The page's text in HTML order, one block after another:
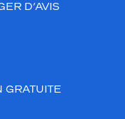
D’AVIS
GRATUITE